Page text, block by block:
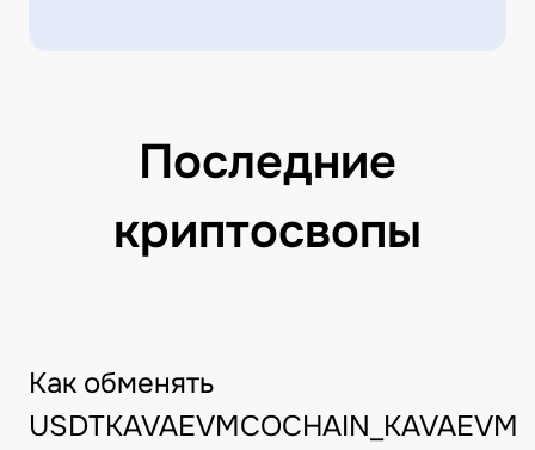
Последние
криптосвопы
Как обменять
USDTKAVAEVMCOCHAIN_KAVAEVM